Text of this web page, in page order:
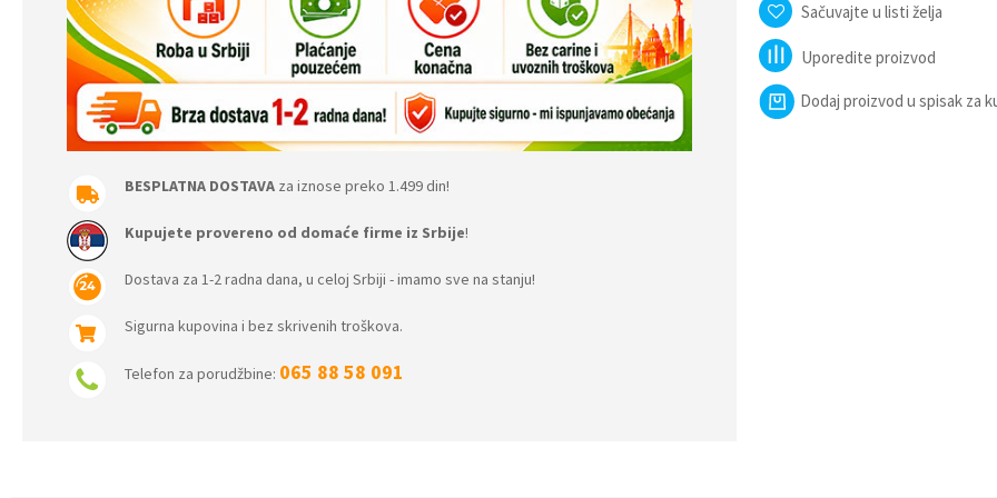
BESPLATNA DOSTAVA za iznose preko 1.499 din!
Kupujete provereno od domaće firme iz Srbije!
Dostava za 1-2 radna dana, u celoj Srbiji - imamo sve na stanju!
Sigurna kupovina i bez skrivenih troškova.
Telefon za porudžbine: 065 88 58 091
Sačuvajte u listi želja
Uporedite proizvod
Dodaj proizvod u spisak za